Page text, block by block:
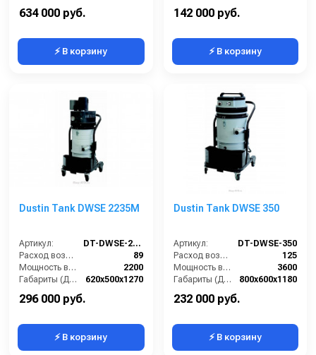
634 000 руб.
⚡ В корзину
142 000 руб.
⚡ В корзину
Dustin Tank DWSE 2235M
Артикул:
DT-DWSE-2235M
Расход воздуха (л/сек):
89
Мощность всасывающих турбин (Вт):
2200
Габариты (ДхШхВ):
620х500х1270
296 000 руб.
⚡ В корзину
Dustin Tank DWSE 350
Артикул:
DT-DWSE-350
Расход воздуха (л/сек):
125
Мощность всасывающих турбин (Вт):
3600
Габариты (ДхШхВ):
800х600х1180
232 000 руб.
⚡ В корзину